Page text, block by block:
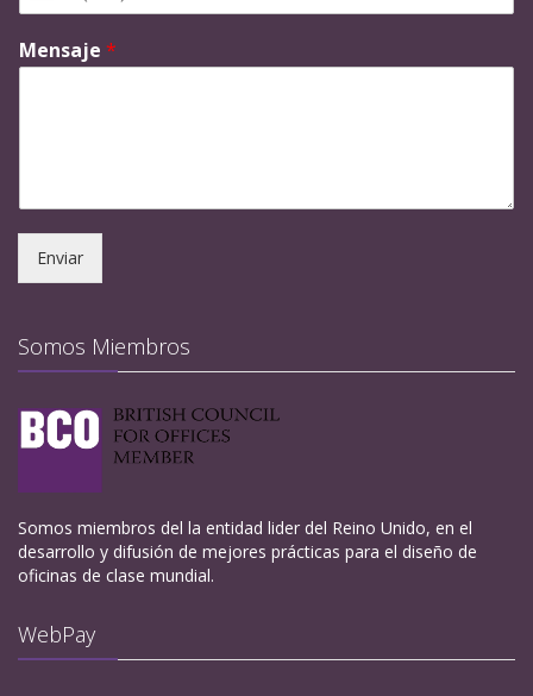
Mensaje *
Enviar
Somos Miembros
Somos miembros del la entidad lider del Reino Unido, en el
desarrollo y difusión de mejores prácticas para el diseño de
oficinas de clase mundial.
WebPay